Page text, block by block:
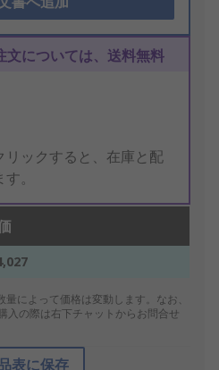
文については、送料無料
リックすると、在庫と配
。
によって価格は変動します。なお、
入の際は右下チャットからお問合せ
表に保存